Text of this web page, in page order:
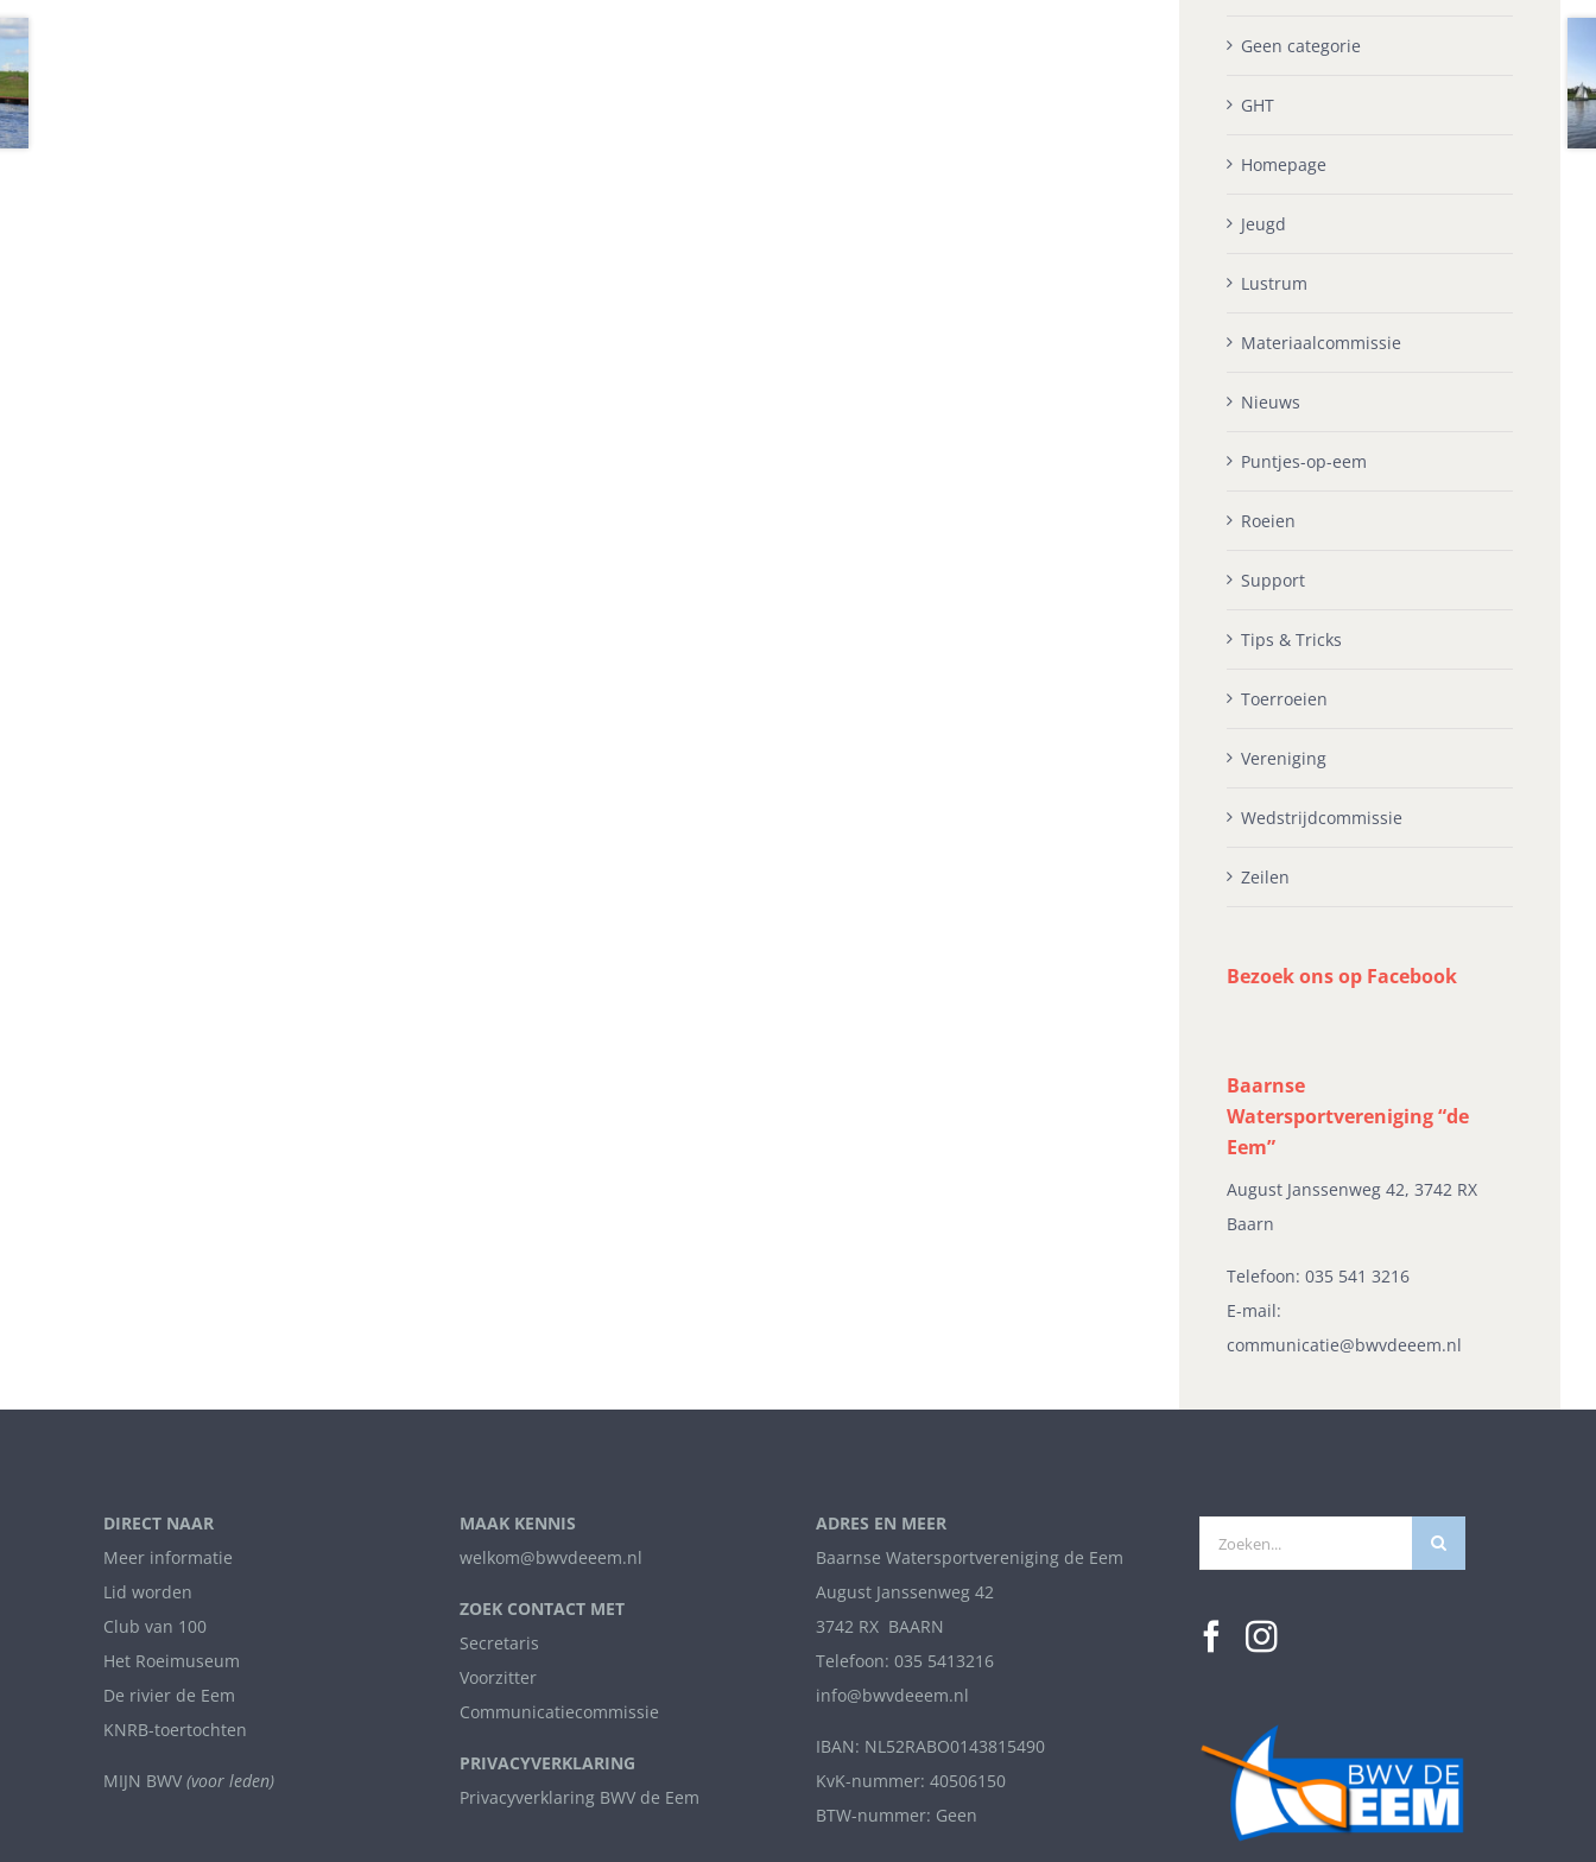
Geen categorie
GHT
Homepage
Jeugd
Lustrum
Materiaalcommissie
Nieuws
Puntjes-op-eem
Roeien
Support
Tips & Tricks
Toerroeien
Vereniging
Wedstrijdcommissie
Zeilen
Bezoek ons op Facebook
Baarnse
Watersportvereniging “de
Eem”
August Janssenweg 42, 3742 RX
Baarn
Telefoon:035 541 3216
E-mail:
communicatie@bwvdeeem.nl
DIRECT NAAR
Meer informatie
Lid worden
Club van 100
Het Roeimuseum
De rivier de Eem
KNRB-toertochten
MIJN BWV (voor leden)
MAAK KENNIS
welkom@bwvdeeem.nl
ZOEK CONTACT MET
Secretaris
Voorzitter
Communicatiecommissie
PRIVACYVERKLARING
Privacyverklaring BWV de Eem
ADRES EN MEER
Baarnse Watersportvereniging de Eem
August Janssenweg 42
3742 RX BAARN
Telefoon: 035 5413216
info@bwvdeeem.nl
IBAN: NL52RABO0143815490
KvK-nummer: 40506150
BTW-nummer: Geen
Zoeken
naar: